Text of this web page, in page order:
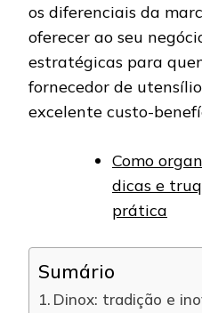
os diferenciais da
oferecer ao seu
estratégicas para
fornecedor de
excelente custo-
Como
dicas e
prática
Sumário
Dinox: tradição e